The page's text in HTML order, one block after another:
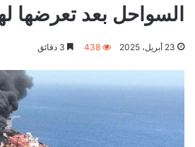
السواحل بعد تعرضها
23 أبريل، 2025 438